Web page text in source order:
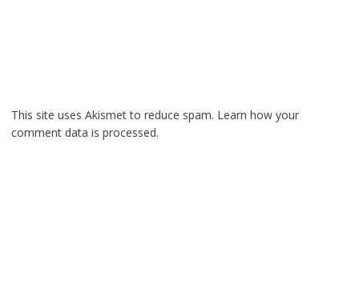
This site uses Akismet to reduce spam. Learn how your
comment data is processed.